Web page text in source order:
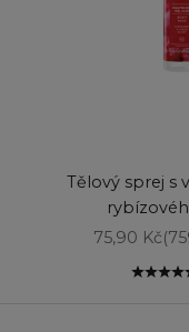
Tělový sprej s
Prodejní
75,90 Kč